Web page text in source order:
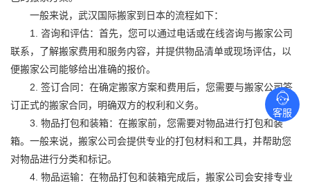
一般来说，武汉国际搬家到日本的流程如下：
1. 咨询和评估：首先，您可以通过电话或在线咨询与搬家公司
联系，了解搬家费用和服务内容，并提供物品清单或现场评估，以
便搬家公司能够给出准确的报价。
2. 签订合同：在确定搬家方案和费用后，您需要与搬家公司签
订正式的搬家合同，明确双方的权利和义务。
3. 物品打包和装箱：在搬家前，您需要对物品进行打包和装
箱。一般来说，搬家公司会提供专业的打包材料和工具，并帮助您
对物品进行分类和标记。
4. 物品运输：在物品打包和装箱完成后，搬家公司会安排专业
客服